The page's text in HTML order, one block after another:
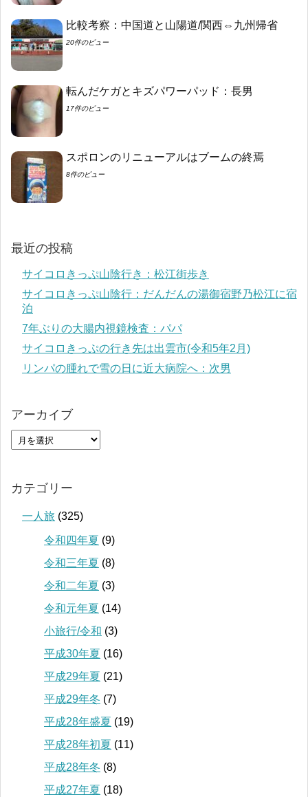
比較考察：中国道と山陽道/関西⇔九州帰省
20件のビュー
転んだケガとキズパワーパッド：長男
17件のビュー
スポロンのリニューアルはブームの終焉
8件のビュー
最近の投稿
サイコロきっぷ山陰行き：松江街歩き
サイコロきっぷ山陰行：だんだんの湯御宿野乃松江に宿
泊
7年ぶりの大腸内視鏡検査：パパ
サイコロきっぷの行き先は出雲市(令和5年2月)
リンパの腫れで雪の日に近大病院へ：次男
アーカイブ
カテゴリー
一人旅 (325)
令和四年夏 (9)
令和三年夏 (8)
令和二年夏 (3)
令和元年夏 (14)
小旅行/令和 (3)
平成30年夏 (16)
平成29年夏 (21)
平成29年冬 (7)
平成28年盛夏 (19)
平成28年初夏 (11)
平成28年冬 (8)
平成27年夏 (18)